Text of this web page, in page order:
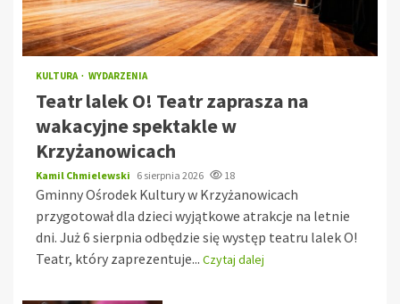
KULTURA WYDARZENIA
Teatr lalek O! Teatr zaprasza na
wakacyjne spektakle w
Krzyżanowicach
Kamil Chmielewski 6 sierpnia 2026 18
Gminny Ośrodek Kultury w Krzyżanowicach
przygotował dla dzieci wyjątkowe atrakcje na letnie
dni. Już 6 sierpnia odbędzie się występ teatru lalek O!
Teatr, który zaprezentuje... Czytaj dalej